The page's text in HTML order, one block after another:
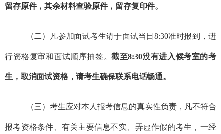
留存原件，其余材料查验原件， 留存复印件。
（二） 凡参加面试考生请于面试当日 8:30准时报到，进
行资格复审和面试顺序抽签。截至8:30没有进入候考室的考
生，取消面试资格，请考生确保联系电话畅通。
（三） 考生应对本人报考信息的真实性负责，凡不符合
报考资格条件、有关主要信息不实、弄虚作假的考生，一经